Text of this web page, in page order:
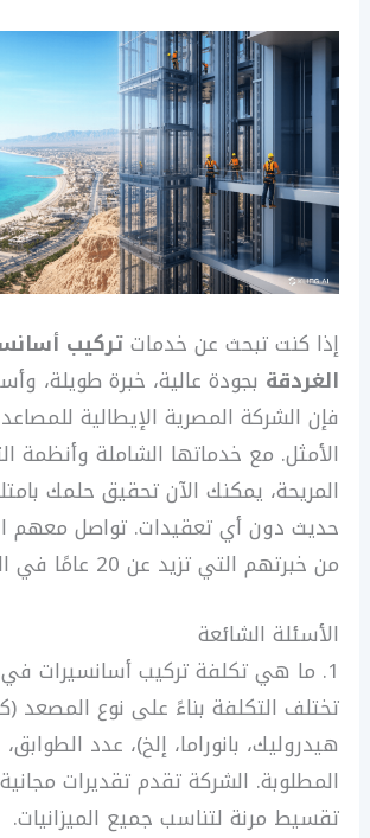
إذا كنت تبحث عن خدماتتركيب
الغردقة بجودة عالية، خبرة طويلة،
فإن الشركة المصرية الإيطالية
الأمثل. مع خدماتها الشاملة وأنظمة
المريحة، يمكنك الآن تحقيق حلمك
حديث دون أي تعقيدات. تواصل معهم
من خبرتهم التي تزيد عن 20 عامًا في السوق المصري!
الأسئلة الشائعة
1. ما هي تكلفة تركيب أسانسيرات في الغردقة؟
تختلف التكلفة بناءً على نوع المصعد
هيدروليك، بانوراما، إلخ)، عدد
المطلوبة. الشركة تقدم تقديرات
تقسيط مرنة لتناسب جميع الميزانيات.